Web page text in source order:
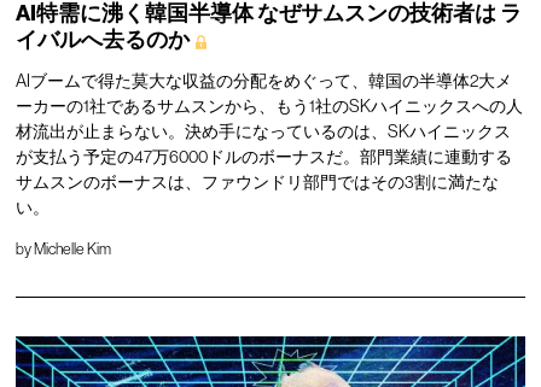
AI特需に沸く韓国半導体なぜサムスンの技術者は ラ
イバルへ去るのか
AIブームで得た莫大な収益の分配をめぐって、韓国の半導体2大メ
ーカーの1社であるサムスンから、もう1社のSKハイニックスへの人
材流出が止まらない。決め手になっているのは、SKハイニックス
が支払う予定の47万6000ドルのボーナスだ。部門業績に連動する
サムスンのボーナスは、ファウンドリ部門ではその3割に満たな
い。
by Michelle Kim